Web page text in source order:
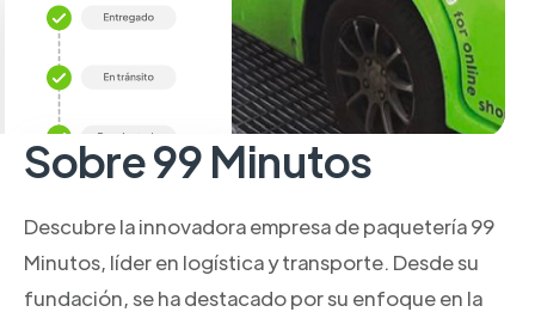
Sobre 99 Minutos
Descubre la innovadora empresa de paquetería 99
Minutos, líder en logística y transporte. Desde su
fundación, se ha destacado por su enfoque en la